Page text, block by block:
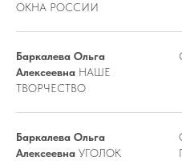
ОКНА РОССИИ
Баркалева Ольга
Алексеевна НАШЕ
ТВОРЧЕСТВО
Баркалева Ольга
Алексеевна УГОЛОК